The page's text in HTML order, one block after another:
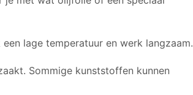
lage temperatuur en werk langzaam.
Sommige kunststoffen kunnen